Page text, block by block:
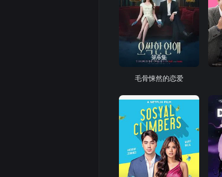
第6集
毛骨悚然的恋爱